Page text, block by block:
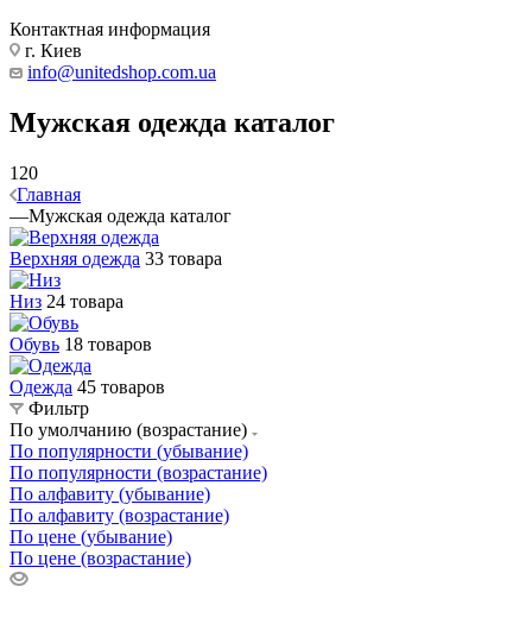
Контактная информация
г. Киев
info@unitedshop.com.ua
Мужская одежда каталог
120
Главная
—Мужская одежда каталог
Верхняя одежда 33 товара
Низ 24 товара
Обувь 18 товаров
Одежда 45 товаров
Фильтр
По умолчанию (возрастание)
По популярности (убывание)
По популярности (возрастание)
По алфавиту (убывание)
По алфавиту (возрастание)
По цене (убывание)
По цене (возрастание)